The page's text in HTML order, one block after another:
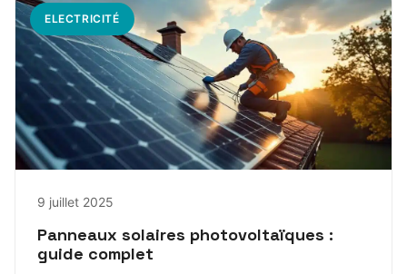
ELECTRICITÉ
9 juillet 2025
Panneaux solaires photovoltaïques :
guide complet